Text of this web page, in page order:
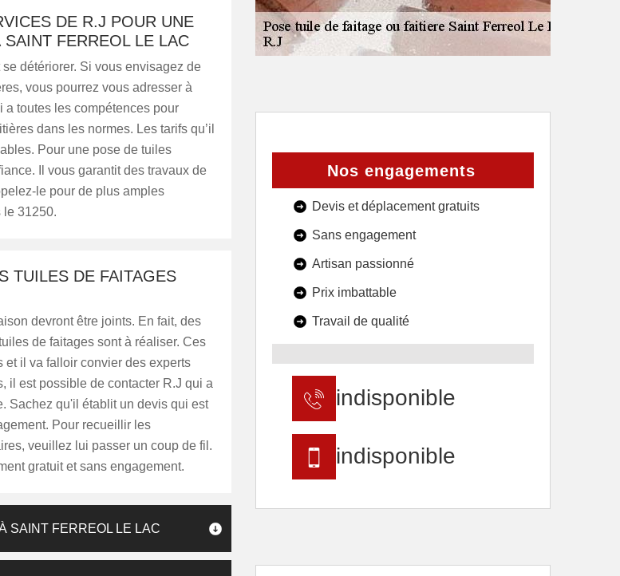
DE R.J POUR UNE
FERREOL LE LAC
détériorer. Si vous envisagez de
vous pourrez vous adresser à
a toutes les compétences pour
dans les normes. Les tarifs qu’il
Pour une pose de tuiles
Il vous garantit des travaux de
le pour de plus amples
le 31250.
TUILES DE FAITAGES
devront être joints. En fait, des
de faitages sont à réaliser. Ces
il va falloir convier des experts
il est possible de contacter R.J qui a
Sachez qu'il établit un devis qui est
Pour recueillir les
veuillez lui passer un coup de fil.
gratuit et sans engagement.
SAINT FERREOL LE LAC
Nos engagements
Devis et déplacement gratuits
Sans engagement
Artisan passionné
Prix imbattable
Travail de qualité
indisponible
indisponible